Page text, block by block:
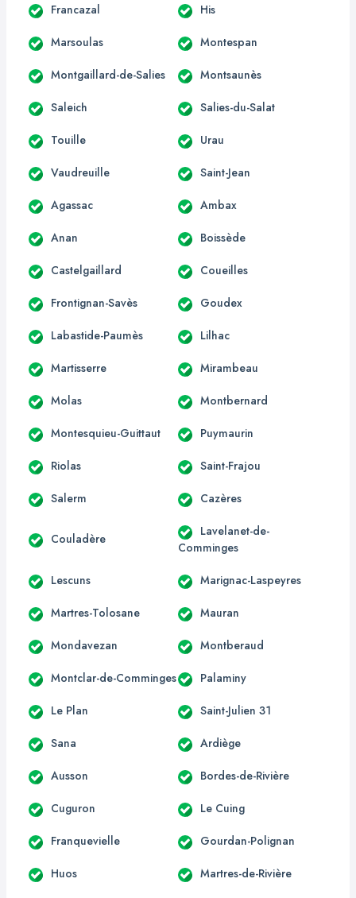
Francazal His
Marsoulas Montespan
Montgaillard-de-Salies Montsaunès
Saleich Salies-du-Salat
Touille Urau
Vaudreuille Saint-Jean
Agassac Ambax
Anan Boissède
Castelgaillard Coueilles
Frontignan-Savès Goudex
Labastide-Paumès Lilhac
Martisserre Mirambeau
Molas Montbernard
Montesquieu-Guittaut Puymaurin
Riolas Saint-Frajou
Salerm Cazères
Couladère
Lavelanet-de-
Comminges
Lescuns Marignac-Laspeyres
Martres-Tolosane Mauran
Mondavezan Montberaud
Montclar-de-Comminges Palaminy
Le Plan Saint-Julien 31
Sana Ardiège
Ausson Bordes-de-Rivière
Cuguron Le Cuing
Franquevielle Gourdan-Polignan
Huos Martres-de-Rivière